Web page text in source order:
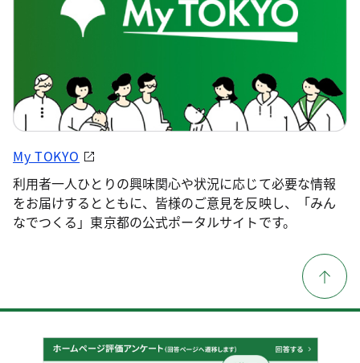
My TOKYO
利用者一人ひとりの興味関心や状況に応じて必要な情報
をお届けするとともに、皆様のご意見を反映し、「みん
なでつくる」東京都の公式ポータルサイトです。